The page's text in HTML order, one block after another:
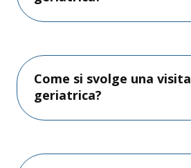
Come si svolge una visita
geriatrica?